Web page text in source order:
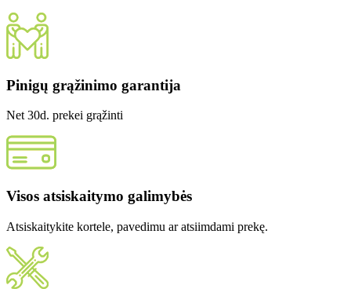
Pinigų grąžinimo garantija
Net 30d. prekei grąžinti
Visos atsiskaitymo galimybės
Atsiskaitykite kortele, pavedimu ar atsiimdami prekę.